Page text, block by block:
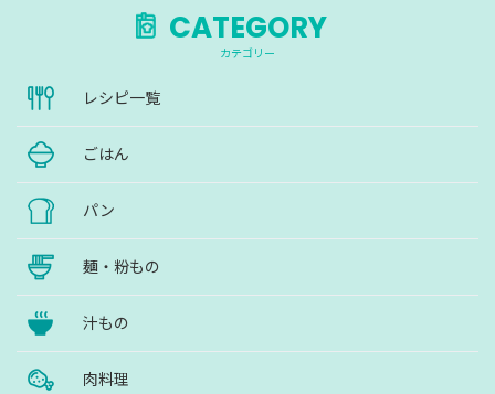
CATEGORY
カテゴリー
レシピ一覧
ごはん
パン
麺・粉もの
汁もの
肉料理